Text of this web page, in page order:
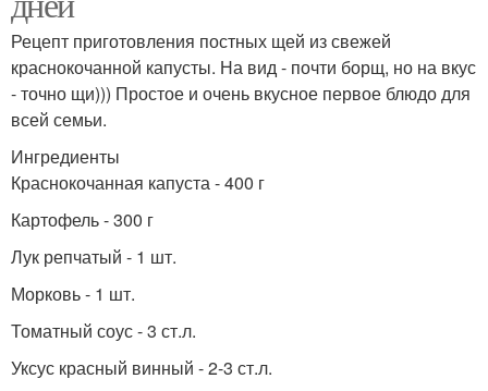
Рецепт приготовления постных щей из свежей
краснокочанной капусты. На вид - почти борщ, но на вкус
- точно щи))) Простое и очень вкусное первое блюдо для
всей семьи.
Ингредиенты
Краснокочанная капуста - 400 г
Картофель - 300 г
Лук репчатый - 1 шт.
Морковь - 1 шт.
Томатный соус - 3 ст.л.
Уксус красный винный - 2-3 ст.л.